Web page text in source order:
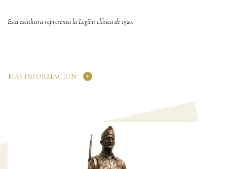
Esta escultura representa la Legión clásica de 1920.
MÁS INFORMACIÓN